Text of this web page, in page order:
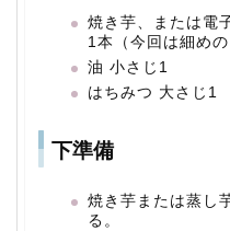
焼き芋、または電
1本（今回は細め
油 小さじ1
はちみつ 大さじ1
下準備
焼き芋または蒸し
る。